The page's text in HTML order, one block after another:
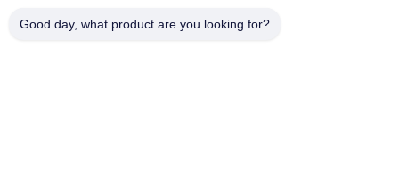
Good day, what product are you looking for?